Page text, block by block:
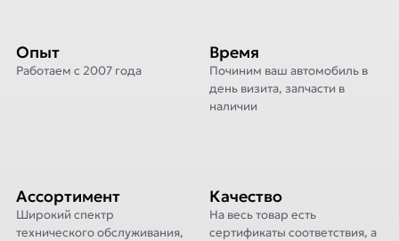
Опыт
Работаем с 2007 года
Время
Починим ваш автомобиль в
день визита, запчасти в
наличии
Ассортимент
Широкий спектр
технического обслуживания,
Качество
На весь товар есть
сертификаты соответствия, а